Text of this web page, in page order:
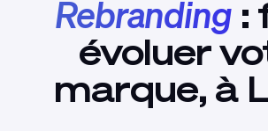
Rebranding :
évoluer
marque, à